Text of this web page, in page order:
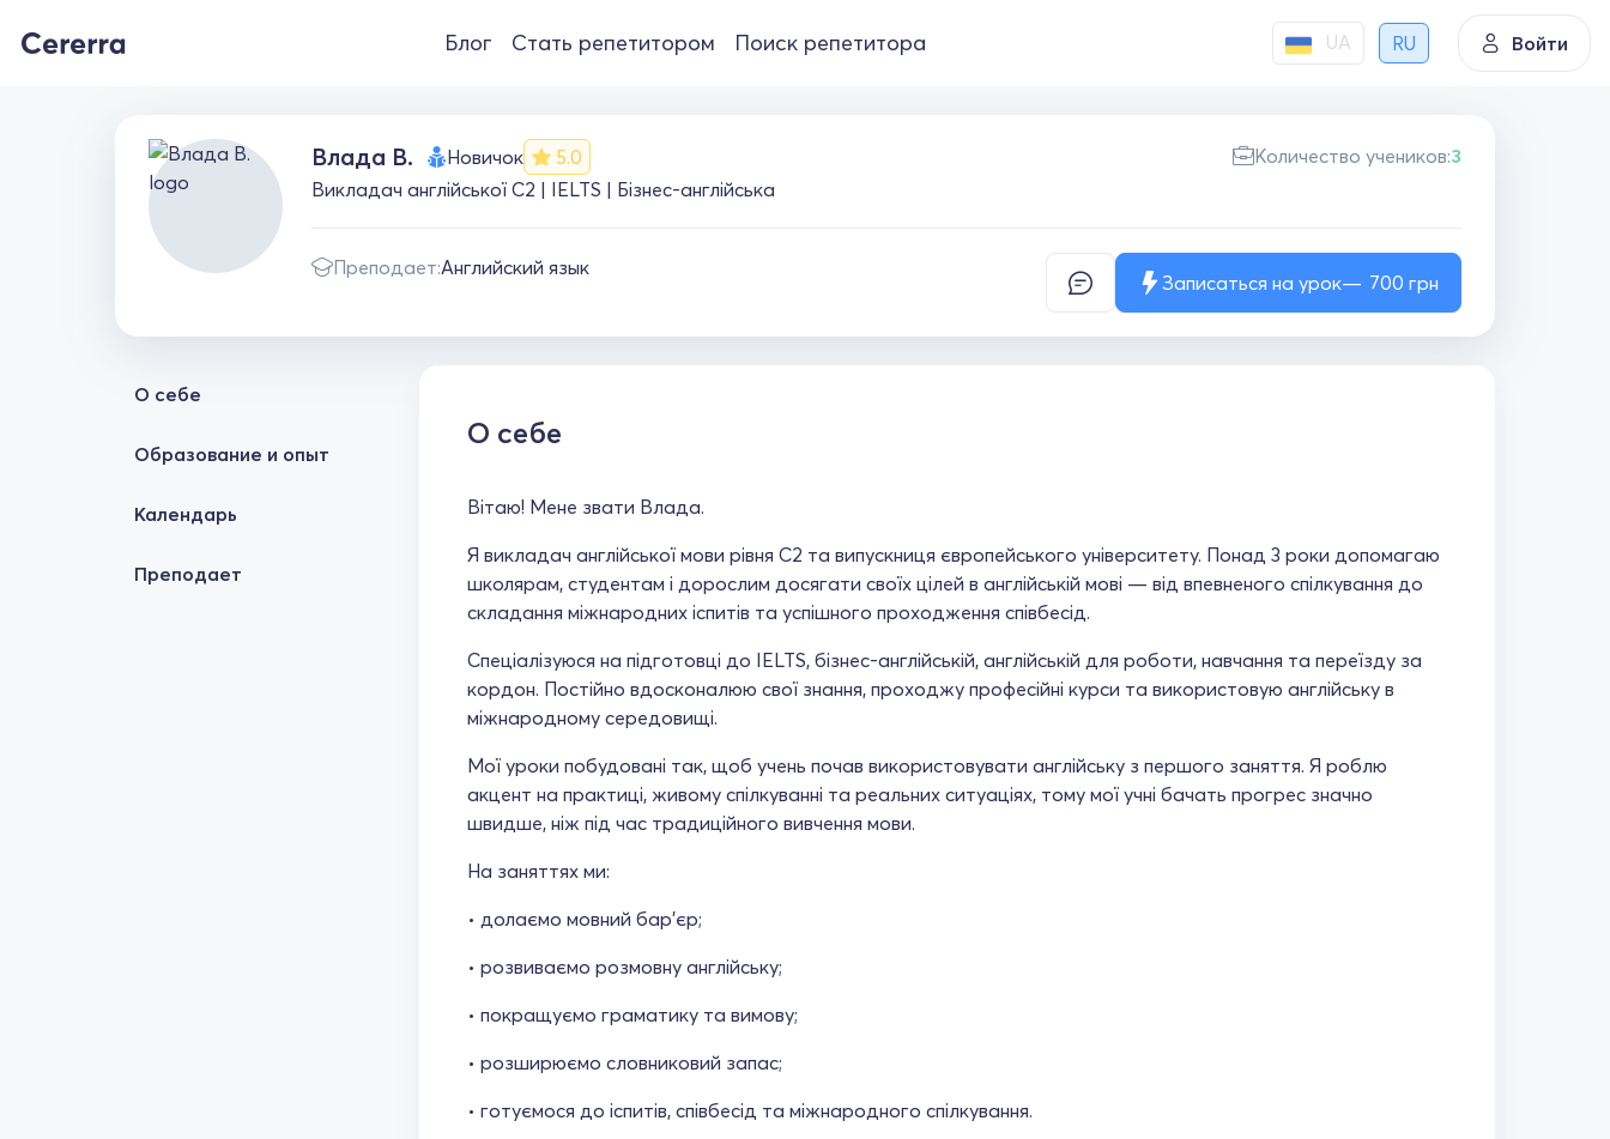
Блог Стать репетитором Поиск репетитора UA RU Войти
Влада В. Новичок
5.0
Викладач англійської C2 | IELTS | Бізнес-англійська
Преподает:Английский язык
Количество учеников:3
Записаться на урок 700 грн
О себе
Образование и опыт
Календарь
Преподает
О себе
Вітаю! Мене звати Влада.
Я викладач англійської мови рівня C2 та випускниця європейського університету. Понад 3 роки допомагаю
школярам, студентам і дорослим досягати своїх цілей в англійській мові — від впевненого спілкування до
складання міжнародних іспитів та успішного проходження співбесід.
Спеціалізуюся на підготовці до IELTS, бізнес-англійській, англійській для роботи, навчання та переїзду за
кордон. Постійно вдосконалюю свої знання, проходжу професійні курси та використовую англійську в
міжнародному середовищі.
Мої уроки побудовані так, щоб учень почав використовувати англійську з першого заняття. Я роблю
акцент на практиці, живому спілкуванні та реальних ситуаціях, тому мої учні бачать прогрес значно
швидше, ніж під час традиційного вивчення мови.
На заняттях ми:
• долаємо мовний бар'єр;
• розвиваємо розмовну англійську;
• покращуємо граматику та вимову;
• розширюємо словниковий запас;
• готуємося до іспитів, співбесід та міжнародного спілкування.